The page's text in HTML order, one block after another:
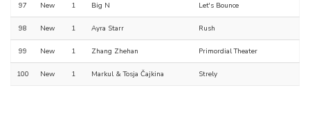
97 New 1 Big N Let's Bounce
98 New 1 Ayra Starr Rush
99 New 1 Zhang Zhehan Primordial Theater
100 New 1 Markul & Tosja Čajkina Strely